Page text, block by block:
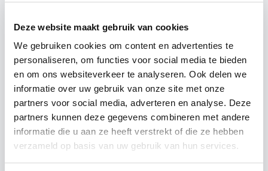
Deze website maakt gebruik van cookies
We gebruiken cookies om content en advertenties te
personaliseren, om functies voor social media te bieden
en om ons websiteverkeer te analyseren. Ook delen we
informatie over uw gebruik van onze site met onze
partners voor social media, adverteren en analyse. Deze
partners kunnen deze gegevens combineren met andere
informatie die u aan ze heeft verstrekt of die ze hebben
verzameld op basis van uw gebruik van hun services.
100 € 1,24 € 101,25
€ 1,13 € 225,00
500 € 0,90 € 675,00
750 € 0,68 € 1.181,25